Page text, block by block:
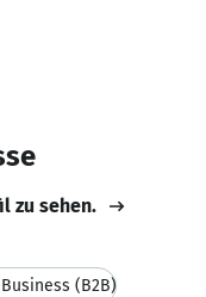
zu sehen.
(B2B)